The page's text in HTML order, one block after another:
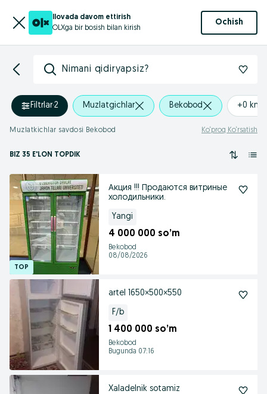
Ilovada davom ettirish
OLXga bir bosish bilan kirish
Ochish
Nimani qidiryapsiz?
Filtrlar·2 Muzlatgichlar Bekobod +0 km
Muzlatkichlar savdosi Bekobod Ko‘proq Ko‘rsatish
BIZ 35 E'LON TOPDIK
Акция !!! Продаются витриные
холодильники.
Yangi
4 000 000 so’m
Bekobod
08/08/2026
artel 1650×500×550
F/b
1 400 000 so’m
Bekobod
Bugunda 07:16
Xaladelnik sotamiz